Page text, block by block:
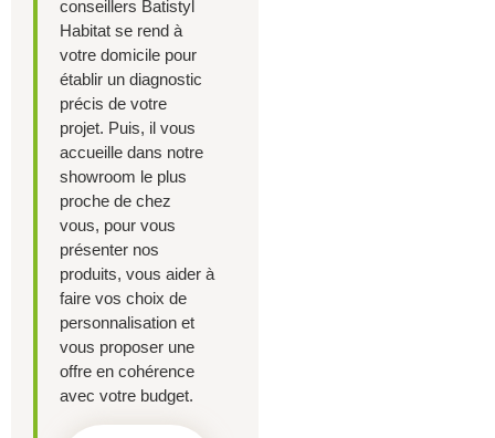
conseillers Batistyl
Habitat se rend à
votre domicile pour
établir un diagnostic
précis de votre
projet. Puis, il vous
accueille dans notre
showroom le plus
proche de chez
vous, pour vous
présenter nos
produits, vous aider à
faire vos choix de
personnalisation et
vous proposer une
offre en cohérence
avec votre budget.